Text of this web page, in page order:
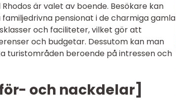
är valet av boende. Besökare kan
pensionat i de charmiga gamla
och faciliteter, vilket gör att
och budgetar. Dessutom kan man
turistområden beroende på intressen och
och nackdelar]